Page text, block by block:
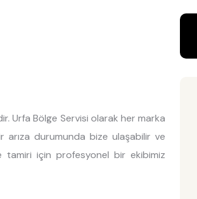
Urfa Bölge Servisi olarak her marka
arıza durumunda bize ulaşabilir ve
tamiri için profesyonel bir ekibimiz